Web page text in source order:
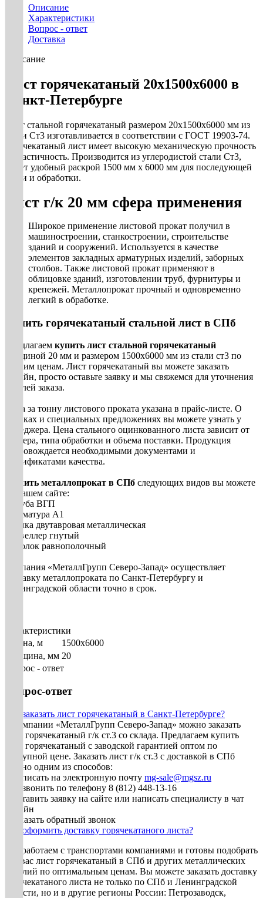
Описание
Характеристики
Вопрос - ответ
Доставка
Описание
Лист горячекатаный 20х1500х6000 в
Санкт-Петербурге
Лист стальной горячекатаный размером 20х1500х6000 мм из
стали Ст3 изготавливается в соответствии с ГОСТ 19903-74.
Горячекатаный лист имеет высокую механическую прочность
и пластичность. Производится из углеродистой стали Ст3,
имеет удобный раскрой 1500 мм х 6000 мм для последующей
резки и обработки.
Лист г/к 20 мм сфера применения
Широкое применение листовой прокат получил в
машиностроении, станкостроении, строительстве
зданий и сооружений. Используется в качестве
элементов закладных арматурных изделий, заборных
столбов. Также листовой прокат применяют в
облицовке зданий, изготовлении труб, фурнитуры и
крепежей. Металлопрокат прочный и одновременно
легкий в обработке.
Купить горячекатаный стальной лист в СПб
Предлагаем купить лист стальной горячекатаный
толщиной 20 мм и размером 1500х6000 мм из стали ст3 по
низким ценам. Лист горячекатаный вы можете заказать
онлайн, просто оставьте заявку и мы свяжемся для уточнения
деталей заказа.
Цена за тонну листового проката указана в прайс-листе. О
скидках и специальных предложениях вы можете узнать у
менеджера. Цена стального оцинкованного листа зависит от
размера, типа обработки и объема поставки. Продукция
сопровождается необходимыми документами и
сертификатами качества.
Купить металлопрокат в СПб следующих видов вы можете
на нашем сайте:
• Труба ВГП
• Арматура А1
• Балка двутавровая металлическая
• Швеллер гнутый
• Уголок равнополочный
Компания «МеталлГрупп Северо-Запад» осуществляет
доставку металлопроката по Санкт-Петербургу и
Ленинградской области точно в срок.
Характеристики
Длина, м
1500х6000
Толщина, мм 20
Вопрос - ответ
Вопрос-ответ
Как заказать лист горячекатаный в Санкт-Петербурге?
В компании «МеталлГрупп Северо-Запад» можно заказать
лист горячекатаный г/к ст.3 со склада. Предлагаем купить
лист горячекатаный с заводской гарантией оптом по
доступной цене. Заказать лист г/к ст.3 с доставкой в СПб
можно одним из способов:
• Написать на электронную почту mg-sale@mgsz.ru
• Позвонить по телефону 8 (812) 448-13-16
• Оставить заявку на сайте или написать специалисту в чат
онлайн
• Заказать обратный звонок
Как оформить доставку горячекатаного листа?
Мы работаем с транспортами компаниями и готовы подобрать
для вас лист горячекатаный в СПб и других металлических
изделий по оптимальным ценам. Вы можете заказать доставку
горячекатаного листа не только по СПб и Ленинградской
области, но и в другие регионы России: Петрозаводск,